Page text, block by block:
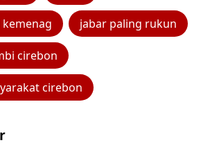
jabar paling rukun
cirebon
cirebon